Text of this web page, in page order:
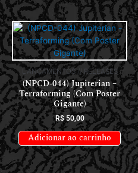
LANÇAMENTOS // RELEASES
(NPCD-044) Jupiterian –
Terraforming (Com Poster
Gigante)
R$50,00
Adicionar ao carrinho